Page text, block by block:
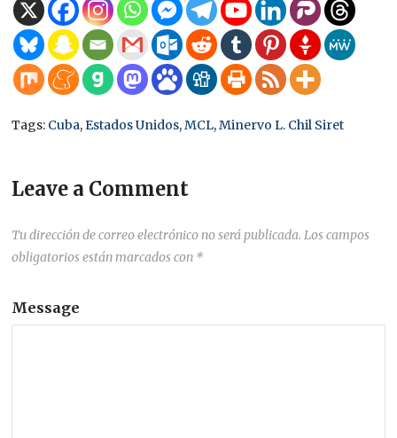
Tags: Cuba,Estados Unidos,MCL,Minervo L. Chil Siret
Leave a Comment
Tu dirección de correo electrónico no será publicada. Los campos
obligatorios están marcados con *
Message